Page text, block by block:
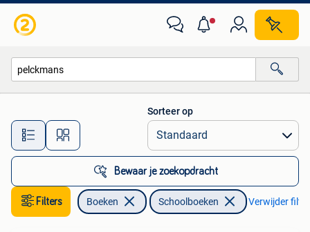
Alle afstanden…
Sorteer op
Bewaar je zoekopdracht
Filters Boeken Schoolboeken Verwijder